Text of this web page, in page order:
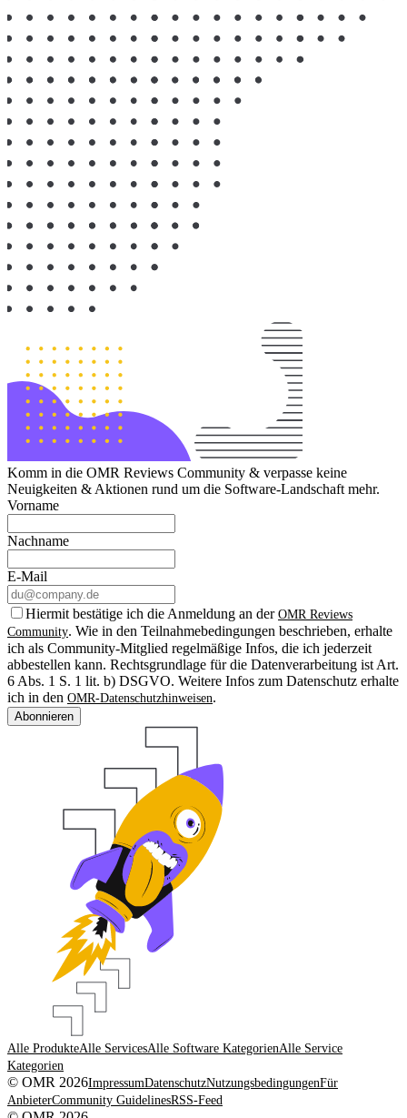
Komm in die OMR Reviews Community & verpasse keine
Neuigkeiten & Aktionen rund um die Software-Landschaft mehr.
Vorname
Nachname
E-Mail
Hiermit bestätige ich die Anmeldung an der OMR Reviews
Community. Wie in den Teilnahmebedingungen beschrieben, erhalte
ich als Community-Mitglied regelmäßige Infos, die ich jederzeit
abbestellen kann. Rechtsgrundlage für die Datenverarbeitung ist Art.
6 Abs. 1 S. 1 lit. b) DSGVO. Weitere Infos zum Datenschutz erhalte
ich in den OMR-Datenschutzhinweisen.
Abonnieren
Alle ProdukteAlle ServicesAlle Software KategorienAlle Service
Kategorien
© OMR 2026ImpressumDatenschutzNutzungsbedingungenFür
AnbieterCommunity GuidelinesRSS-Feed